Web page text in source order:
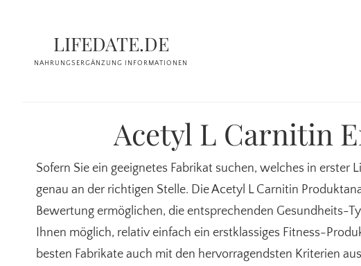
LIFEDATE.DE
NAHRUNGSERGÄNZUNG INFORMATIONEN
Acetyl L Carnitin
Sofern Sie ein geeignetes Fabrikat suchen, welches in erster
genau an der richtigen Stelle. Die Acetyl L Carnitin
Bewertung ermöglichen, die entsprechenden Gesundheits-
Ihnen möglich, relativ einfach ein erstklassiges Fitness-
besten Fabrikate auch mit den hervorragendsten Kriterien